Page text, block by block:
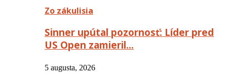
Zo zákulisia
Sinner upútal pozornosť: Líder pred
US Open zamieril…
5 augusta, 2026